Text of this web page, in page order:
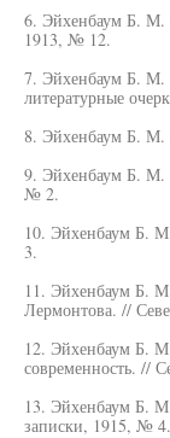
6. Эйхенбаум Б. М.
1913, № 12.
7. Эйхенбаум Б. М.
литературные
8. Эйхенбаум Б. М.
9. Эйхенбаум Б. М.
№ 2.
10. Эйхенбаум Б.
3.
11. Эйхенбаум Б.
Лермонтова. //
12. Эйхенбаум Б.
современность. //
13. Эйхенбаум Б.
записки, 1915, № 4.